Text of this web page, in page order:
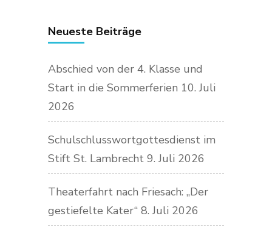
Neueste Beiträge
Abschied von der 4. Klasse und
Start in die Sommerferien 10. Juli
2026
Schulschlusswortgottesdienst im
Stift St. Lambrecht 9. Juli 2026
Theaterfahrt nach Friesach: „Der
gestiefelte Kater“ 8. Juli 2026